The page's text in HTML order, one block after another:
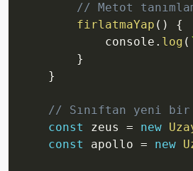
// Metot
firlatmaYap ( )
{
            console
. log (
}
}
// Sınıftan yeni bir
const
zeus = new
const
apollo = new